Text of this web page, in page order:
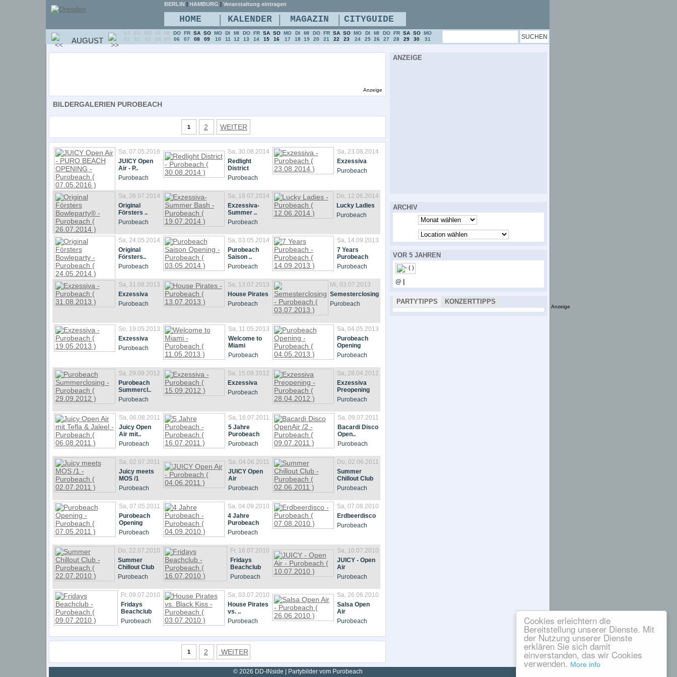
Cookies erleichtern die
Bereitstellung unserer Dienste. Mit
der Nutzung unserer Dienste
erklären Sie sich damit
einverstanden, das wir Cookies
verwenden. More info
Anzeige
BILDERGALERIEN PUROBEACH
1 2 WEITER
Sa, 07.05.2016
JUICY Open
Air - P..
Purobeach
Sa, 30.08.2014
Redlight
District
Purobeach
Sa, 23.08.2014
Exzessiva
Purobeach
Sa, 26.07.2014
Original
Försters ..
Purobeach
Sa, 19.07.2014
Exzessiva-
Summer ..
Purobeach
Do, 12.06.2014
Lucky Ladies
Purobeach
Sa, 24.05.2014
Original
Försters..
Purobeach
Sa, 03.05.2014
Purobeach
Saison ..
Purobeach
Sa, 14.09.2013
7 Years
Purobeach
Purobeach
Sa, 31.08.2013
Exzessiva
Purobeach
Sa, 13.07.2013
House Pirates
Purobeach
Mi, 03.07.2013
Semesterclosing
Purobeach
So, 19.05.2013
Exzessiva
Purobeach
Sa, 11.05.2013
Welcome to
Miami
Purobeach
Sa, 04.05.2013
Purobeach
Opening
Purobeach
Sa, 29.09.2012
Purobeach
Summercl..
Purobeach
Sa, 15.09.2012
Exzessiva
Purobeach
Sa, 28.04.2012
Exzessiva
Preopening
Purobeach
Sa, 06.08.2011
Juicy Open
Air mit..
Purobeach
Sa, 16.07.2011
5 Jahre
Purobeach
Purobeach
Sa, 09.07.2011
Bacardi Disco
Open..
Purobeach
Sa, 02.07.2011
Juicy meets
MOS /1
Purobeach
Sa, 04.06.2011
JUICY Open
Air
Purobeach
Do, 02.06.2011
Summer
Chillout Club
Purobeach
Sa, 07.05.2011
Purobeach
Opening
Purobeach
Sa, 04.09.2010
4 Jahre
Purobeach
Purobeach
Sa, 07.08.2010
Erdbeerdisco
Purobeach
Do, 22.07.2010
Summer
Chillout Club
Purobeach
Fr, 16.07.2010
Fridays
Beachclub
Purobeach
Sa, 10.07.2010
JUICY - Open
Air
Purobeach
Fr, 09.07.2010
Fridays
Beachclub
Purobeach
Sa, 03.07.2010
House Pirates
vs. ..
Purobeach
Sa, 26.06.2010
Salsa Open
Air
Purobeach
1 2 WEITER
ANZEIGE
ARCHIV
VOR 5 JAHREN
@ |
PARTYTIPPS KONZERTTIPPS
© 2026 DD-INside | Partybilder vom Purobeach
BERLIN | HAMBURG | Veranstaltung eintragen
HOME | KALENDER | MAGAZIN | CITYGUIDE
AUGUST
SA
01
SO
02
MO
03
DI
04
MI
05
DO
06
FR
07
SA
08
SO
09
MO
10
DI
11
MI
12
DO
13
FR
14
SA
15
SO
16
MO
17
DI
18
MI
19
DO
20
FR
21
SA
22
SO
23
MO
24
DI
25
MI
26
DO
27
FR
28
SA
29
SO
30
MO
31
Anzeige